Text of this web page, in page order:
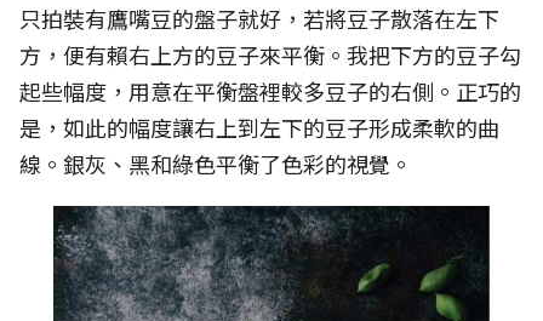
只拍裝有鷹嘴豆的盤子就好，若將豆子散落在左下
方，便有賴右上方的豆子來平衡。我把下方的豆子勾
起些幅度，用意在平衡盤裡較多豆子的右側。正巧的
是，如此的幅度讓右上到左下的豆子形成柔軟的曲
線。銀灰、黑和綠色平衡了色彩的視覺。